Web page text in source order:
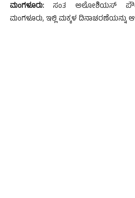
ಮಂಗಳೂರು: ಸಂತ ಅಲೋಶಿಯಸ್
ಮಂಗಳೂರು, ಇಲ್ಲಿ ಮಕ್ಕಳ ದಿನಾಚರಣೆಯನ್ನು